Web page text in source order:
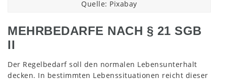
Quelle: Pixabay
MEHRBEDARFE NACH § 21 SGB
II
Der Regelbedarf soll den normalen Lebensunterhalt
decken. In bestimmten Lebenssituationen reicht dieser